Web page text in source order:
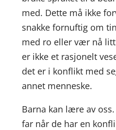
med. Dette må ikke
snakke fornuftig om
med ro eller vær nå
er ikke et rasjonelt
det er i konflikt med
annet menneske.
Barna kan lære av
far når de har en